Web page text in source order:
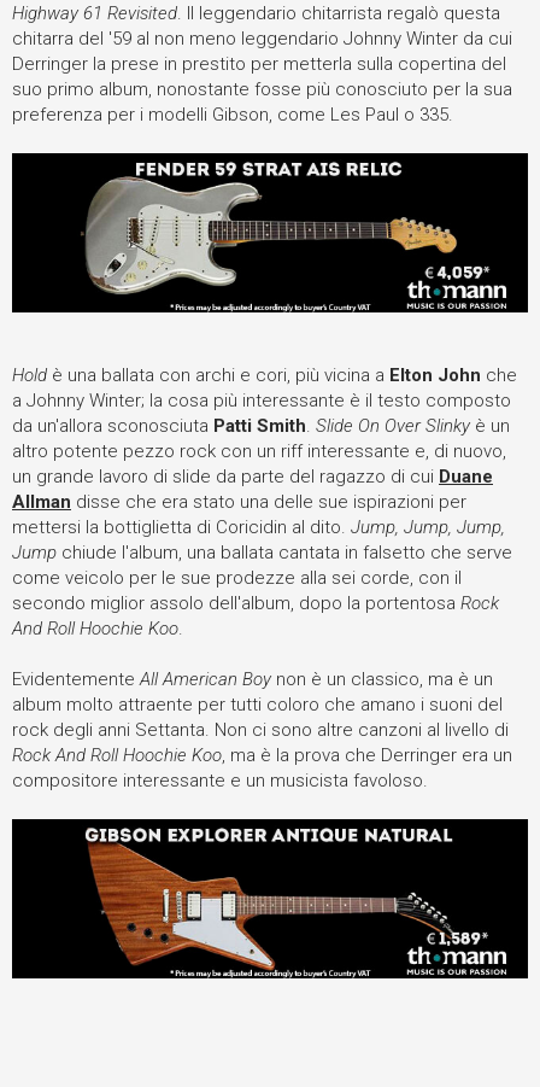
Highway 61 Revisited . Il leggendario chitarrista regalò questa
chitarra del '59 al non meno leggendario Johnny Winter da cui
Derringer la prese in prestito per metterla sulla copertina del
suo primo album, nonostante fosse più conosciuto per la sua
preferenza per i modelli Gibson, come Les Paul o 335.
Hold è una ballata con archi e cori, più vicina a Elton John che
a Johnny Winter; la cosa più interessante è il testo composto
da un'allora sconosciuta Patti Smith. Slide On Over Slinky è un
altro potente pezzo rock con un riff interessante e, di nuovo,
un grande lavoro di slide da parte del ragazzo di cui Duane
Allman disse che era stato una delle sue ispirazioni per
mettersi la bottiglietta di Coricidin al dito. Jump, Jump, Jump,
Jump chiude l'album, una ballata cantata in falsetto che serve
come veicolo per le sue prodezze alla sei corde, con il
secondo miglior assolo dell'album, dopo la portentosa Rock
And Roll Hoochie Koo.
EvidentementeAll American Boy non è un classico, ma è un
album molto attraente per tutti coloro che amano i suoni del
rock degli anni Settanta. Non ci sono altre canzoni al livello di
Rock And Roll Hoochie Koo, ma è la prova che Derringer era un
compositore interessante e un musicista favoloso.